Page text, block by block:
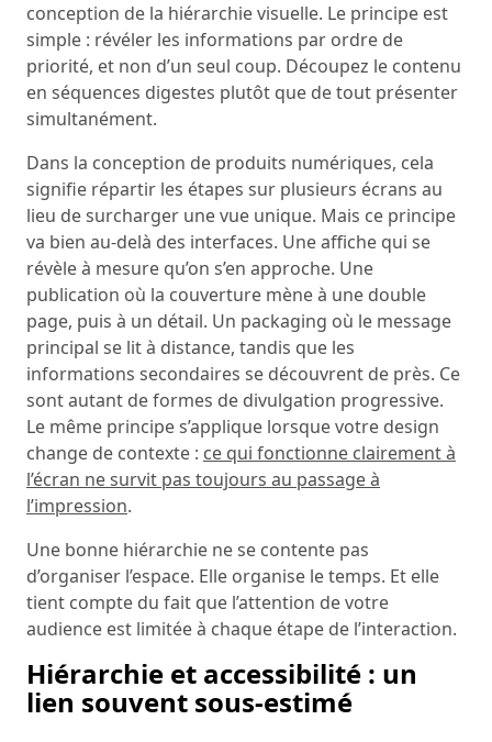
conception de la hiérarchie visuelle. Le principe est
simple : révéler les informations par ordre de
priorité, et non d’un seul coup. Découpez le contenu
en séquences digestes plutôt que de tout présenter
simultanément.
Dans la conception de produits numériques, cela
signifie répartir les étapes sur plusieurs écrans au
lieu de surcharger une vue unique. Mais ce principe
va bien au-delà des interfaces. Une affiche qui se
révèle à mesure qu’on s’en approche. Une
publication où la couverture mène à une double
page, puis à un détail. Un packaging où le message
principal se lit à distance, tandis que les
informations secondaires se découvrent de près. Ce
sont autant de formes de divulgation progressive.
Le même principe s’applique lorsque votre design
change de contexte : ce qui fonctionne clairement à
l’écran ne survit pas toujours au passage à
l’impression.
Une bonne hiérarchie ne se contente pas
d’organiser l’espace. Elle organise le temps. Et elle
tient compte du fait que l’attention de votre
audience est limitée à chaque étape de l’interaction.
Hiérarchie et accessibilité : un
lien souvent sous-estimé